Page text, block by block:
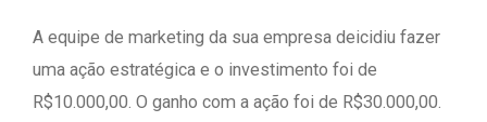
A equipe de marketing da sua empresa deicidiu fazer
uma ação estratégica e o investimento foi de
R$10.000,00. O ganho com a ação foi de R$30.000,00.